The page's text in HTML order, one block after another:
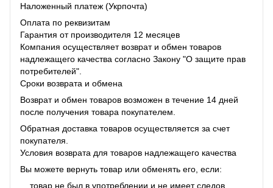
Наложенный платеж (Укрпочта)
Оплата по реквизитам
Гарантия от производителя 12 месяцев
Компания осуществляет возврат и обмен товаров
надлежащего качества согласно Закону "О защите прав
потребителей".
Сроки возврата и обмена
Возврат и обмен товаров возможен в течение 14 дней
после получения товара покупателем.
Обратная доставка товаров осуществляется за счет
покупателя.
Условия возврата для товаров надлежащего качества
Вы можете вернуть товар или обменять его, если:
товар не был в употреблении и не имеет следов